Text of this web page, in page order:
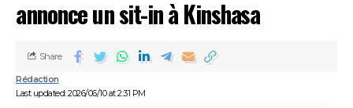
annonce un sit-in à Kinshasa
Last updated: 2026/06/10 at 2:31 PM
Rédaction
Share